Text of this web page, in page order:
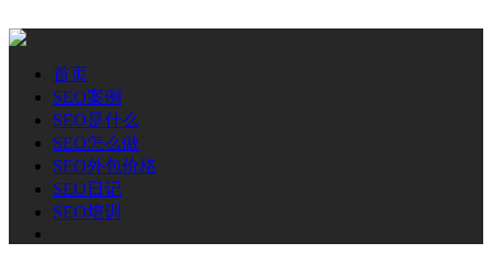
首页
SEO案例
SEO是什么
SEO怎么做
SEO外包价格
SEO日记
SEO培训